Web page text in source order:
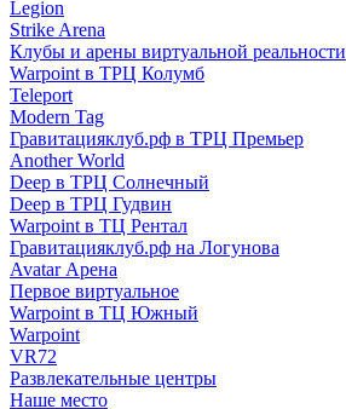
Legion
Strike Arena
Клубы и арены виртуальной реальности
Warpoint в ТРЦ Колумб
Teleport
Modern Tag
Гравитацияклуб.рф в ТРЦ Премьер
Another World
Deep в ТРЦ Солнечный
Deep в ТРЦ Гудвин
Warpoint в ТЦ Рентал
Гравитацияклуб.рф на Логунова
Avatar Арена
Первое виртуальное
Warpoint в ТЦ Южный
Warpoint
VR72
Развлекательные центры
Наше место